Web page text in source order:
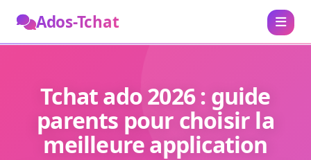
Ados-Tchat
Tchat ado 2026 : guide
parents pour choisir la
meilleure application